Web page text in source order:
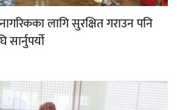
नागरिकका लागि सुरक्षित गराउन पनि